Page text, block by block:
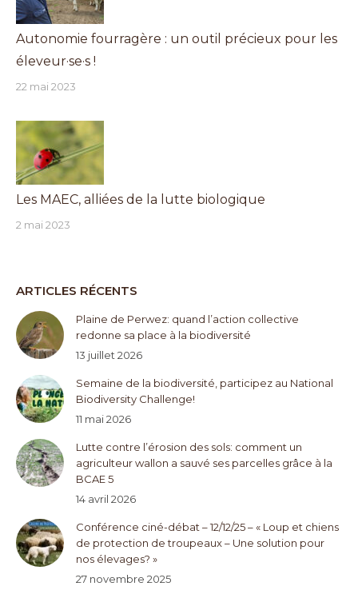
Autonomie fourragère : un outil précieux pour les
éleveur·se·s !
22 mai 2023
Les MAEC, alliées de la lutte biologique
2 mai 2023
ARTICLES RÉCENTS
Plaine de Perwez: quand l’action collective
redonne sa place à la biodiversité
13 juillet 2026
Semaine de la biodiversité, participez au National
Biodiversity Challenge!
11 mai 2026
Lutte contre l’érosion des sols: comment un
agriculteur wallon a sauvé ses parcelles grâce à la
BCAE 5
14 avril 2026
Conférence ciné-débat – 12/12/25 – « Loup et chiens
de protection de troupeaux – Une solution pour
nos élevages? »
27 novembre 2025